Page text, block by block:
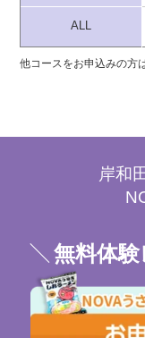
ALL
他コースをお申込みの方
岸和
無料体